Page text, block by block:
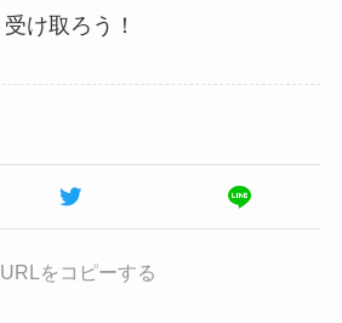
受け取ろう！
URLをコピーする